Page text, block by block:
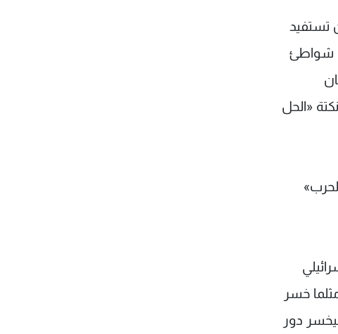
تستفيد
شواطئ
«الحل
خسر
دور